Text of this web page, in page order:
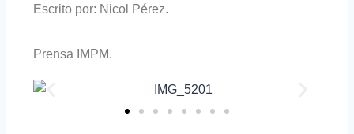
Escrito por: Nicol Pérez.
Prensa IMPM.